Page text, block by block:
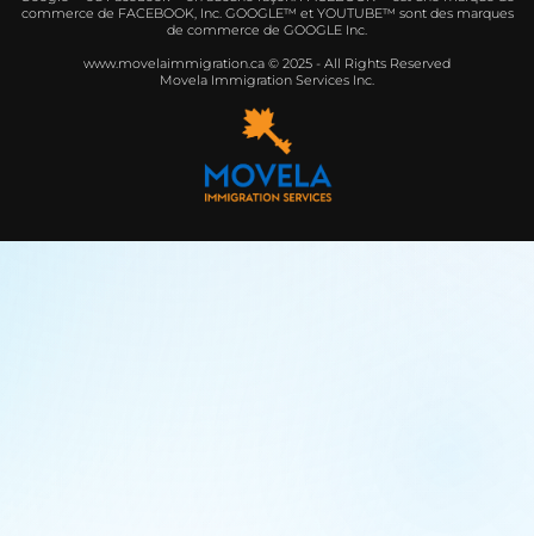
commerce de FACEBOOK, Inc. GOOGLE™ et YOUTUBE™ sont des marques
de commerce de GOOGLE Inc.
www.movelaimmigration.ca © 2025 - All Rights Reserved
Movela Immigration Services Inc.